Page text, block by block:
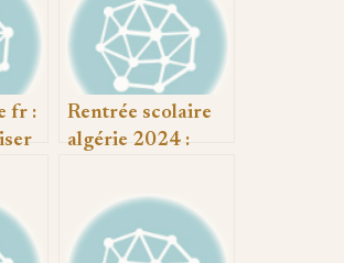
fr :
de
Rentrée scolaire
algérie 2024 :
et conseils
pratiques